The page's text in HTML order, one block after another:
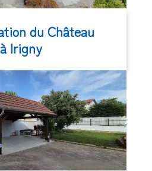
du Château
Irigny